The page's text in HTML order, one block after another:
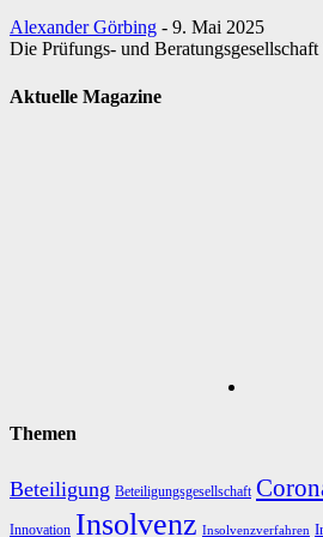
Alexander Görbing - 9. Mai 2025
Die Prüfungs- und
Aktuelle Magazine
Themen
Beteiligung Beteiligungsgesellschaft
Innovation Insolvenz Insolvenzverfahren